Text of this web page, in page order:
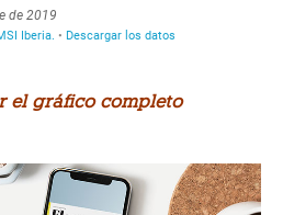
el gráfico completo